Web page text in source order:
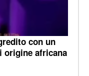
con un
origine africana